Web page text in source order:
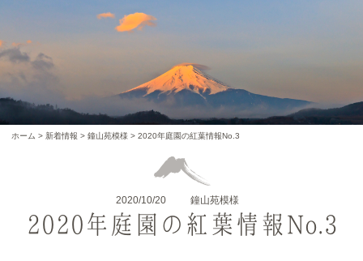
ホーム >新着情報 >鐘山苑模様 >2020年庭園の紅葉情報No.3
2020/10/20 鐘山苑模様
2020年庭園の紅葉情報No.3